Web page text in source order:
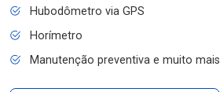
Hubodômetro via GPS
Horímetro
Manutenção preventiva e muito mais